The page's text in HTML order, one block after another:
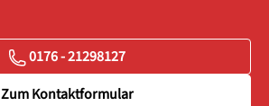
0176 - 21298127
Zum Kontaktformular